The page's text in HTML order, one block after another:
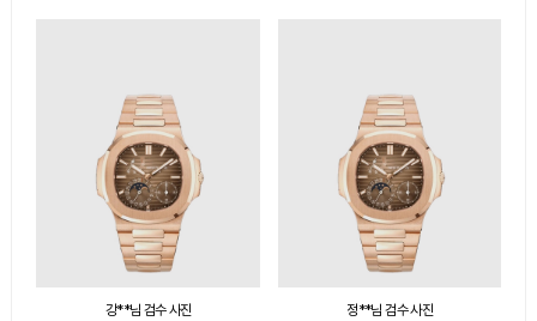
정**님 검수 사진
강**님 검수 사진